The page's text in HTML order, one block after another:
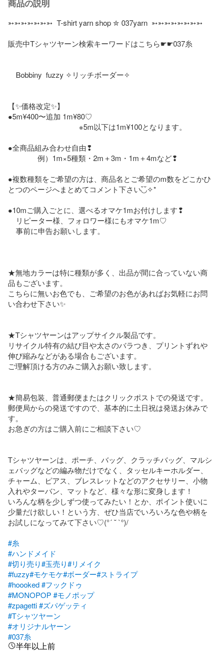
商品の説明
➳➳➳➳➳➳➳  T-shirt yarn shop ✮ 037yarn  ➳➳➳➳➳➳➳➳
販売中Tシャツヤーン検索キーワードはこちら☛☛037糸
【✨価格改定✨】
●5m¥400〜追加 1m¥80♡
●全商品組み合わせ自由❢
●複数種類をご希望の方は、商品名とご希望のm数をどこかひ
とつのページへまとめてコメント下さい◟̆◞̆✧*
●10mご購入ごとに、選べるオマケ1mお付けします❢
★無地カラーは特に種類が多く、出品が間に合っていない商
品もございます。
こちらに無いお色でも、ご希望のお色があればお気軽にお問
い合わせ下さい✨
★Tシャツヤーンはアップサイクル製品です。
リサイクル特有の結び目や太さのバラつき、プリントずれや
伸び縮みなどがある場合もございます。
ご理解頂ける方のみご購入お願い致します。
★簡易包装、普通郵便またはクリックポストでの発送です。
郵便局からの発送ですので、基本的に土日祝は発送お休みで
す。
お急ぎの方はご購入前にご相談下さい♡
Tシャツヤーンは、ポーチ、バッグ、クラッチバッグ、マルシ
ェバッグなどの編み物だけでなく、タッセルキーホルダー、
チャーム、ピアス、ブレスレットなどのアクセサリー、小物
入れやターバン、マットなど、様々な形に変身します！
いろんな柄を少しずつ使ってみたい！とか、ポイント使いに
少量だけ欲しい！という方、ぜひ当店でいろいろな色や柄を
お試しになってみて下さい♡︎(°´ ˘ `°)/
#糸
#ハンドメイド
#切り売り#玉売り#リメイク
#fuzzy#モケモケ#ボーダー#ストライプ
#hoooked#フックドゥ
#MONOPOP#モノポップ
#zpagetti#ズパゲッティ
#Tシャツヤーン
#オリジナルヤーン
#037糸
半年以上前